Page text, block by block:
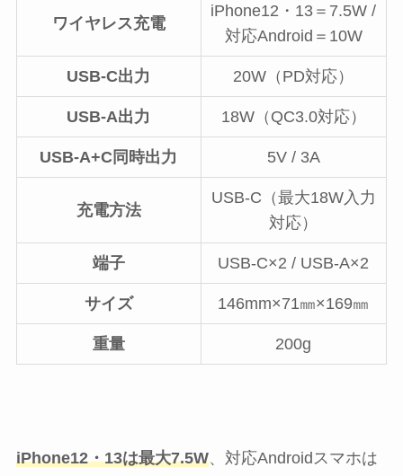
ワイヤレス充電
iPhone12・13＝7.5W /
対応Android＝10W
USB-C出力 20W（PD対応）
USB-A出力 18W（QC3.0対応）
USB-A+C同時出力 5V / 3A
充電方法
USB-C（最大18W入力
対応）
端子 USB-C×2 / USB-A×2
サイズ 146mm×71㎜×169㎜
重量 200g
iPhone12・13は最大7.5W、対応Androidスマホは